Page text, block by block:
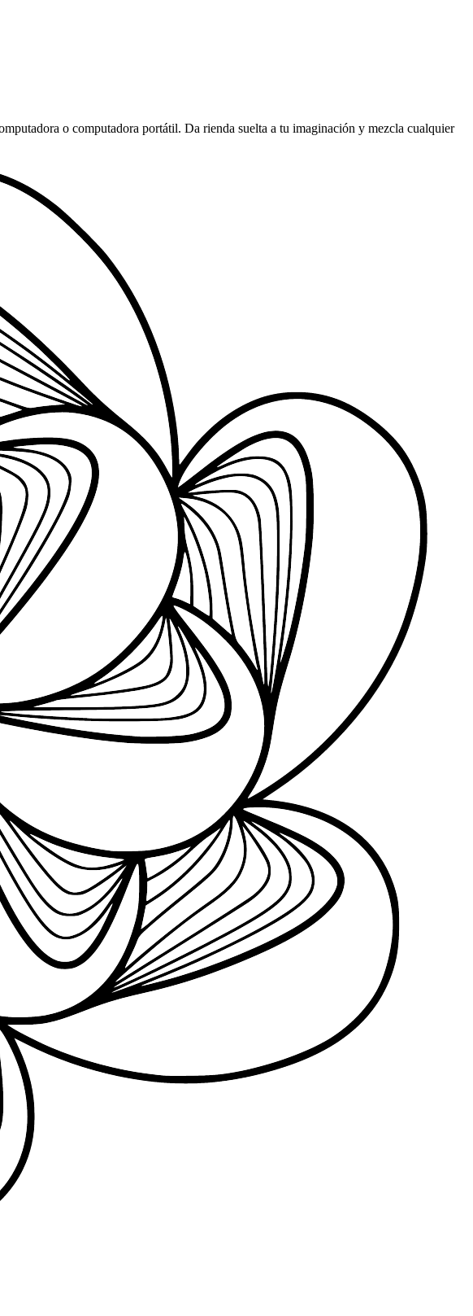
o computadora portátil. Da rienda suelta a tu imaginación y mezcla cualquier